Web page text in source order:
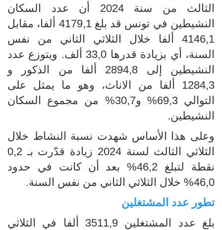
الثالث من سنة 2024 أن عدد السكان
النشيطين في تونس قد بلغ 4179,1 ألفا، مقابل
4146,1 ألفا خلال الثلاثي الثاني من نفس
السنة، أي بزيادة قدرها 33,0 ألف. ويتوزع عدد
النشيطين إلى 2894,8 ألفا من الذكور و
1284,3 ألفا من الاناث، وهو ما يمثل على
التوالي 69,3% و30,7% من مجموع السكان
النشيطين.
وعلى هذا الأساس شهدت نسبة النشاط خلال
الثلاثي الثالث لسنة 2024 زيادة قدّرت بـ 0,2
نقطة لتبلغ 46,2% بعد أن كانت في حدود
46,0% خلال الثلاثي الثاني من نفس السنة.
تطور عدد المشتغلين
بلغ عدد المشتغلين 3511,9 ألفا في الثلاثي